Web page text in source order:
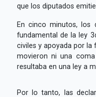
que los diputados
En cinco minutos, los
fundamental de la ley
civiles y apoyada por la
movieron ni una
resultaba en una ley a
Por lo tanto, las